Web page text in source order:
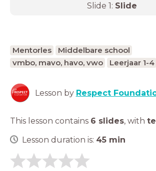
Slide 1: Slide
Mentorles
Middelbare school
vmbo, mavo, havo, vwo
Leerjaar 1-4
Lesson by Respect
This lesson contains 6 slides, with
Lesson duration is: 45 min